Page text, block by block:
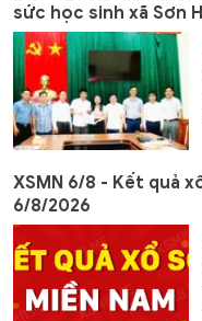
sức học sinh xã Sơn
XSMN 6/8 - Kết quả
6/8/2026